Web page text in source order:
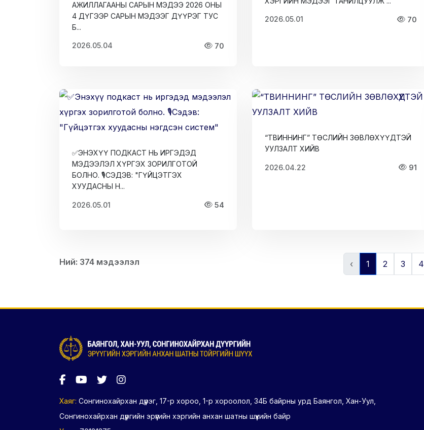
АЖИЛЛАГААНЫ САРЫН МЭДЭЭ 2026 ОНЫ
4 ДҮГЭЭР САРЫН МЭДЭЭГ ДҮҮРЭГ ТУС
Б...
2026.05.04 70
2026.05.01 70
✅ЭНЭХҮҮ ПОДКАСТ НЬ ИРГЭДЭД
МЭДЭЭЛЭЛ ХҮРГЭХ ЗОРИЛГОТОЙ
БОЛНО. 🎙СЭДЭВ: "ГҮЙЦЭТГЭХ
ХУУДАСНЫ Н...
2026.05.01 54
“ТВИННИНГ” ТӨСЛИЙН ЗӨВЛӨХҮҮДТЭЙ
УУЛЗАЛТ ХИЙВ
2026.04.22 91
Ний: 374 мэдээлэл ‹ 1 2 3 4
Хаяг: Сонгинохайрхан дүүрэг, 17-р хороо, 1-р хороолол, 34Б байрны урд Баянгол, Хан-Уул,
Сонгинохайрхан дүүргийн эрүүгийн хэргийн анхан шатны шүүхийн байр